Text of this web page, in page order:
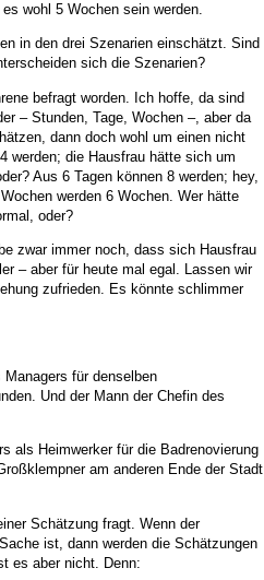
wohl 5 Wochen sein werden.
in den drei Szenarien einschätzt. Sind
sich die Szenarien?
befragt worden. Ich hoffe, da sind
– Stunden, Tage, Wochen –, aber da
dann doch wohl um einen nicht
werden; die Hausfrau hätte sich um
Aus 6 Tagen können 8 werden; hey,
werden 6 Wochen. Wer hätte
oder?
zwar immer noch, dass sich Hausfrau
– aber für heute mal egal. Lassen wir
zufrieden. Es könnte schlimmer
für denselben
Und der Mann der Chefin des
als Heimwerker für die Badrenovierung
am anderen Ende der Stadt
Schätzung fragt. Wenn der
ist, dann werden die Schätzungen
es aber nicht. Denn: